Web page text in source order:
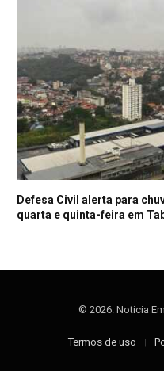
Defesa Civil alerta para
quarta e quinta-feira em
© 2026. Noticia
Termos de uso